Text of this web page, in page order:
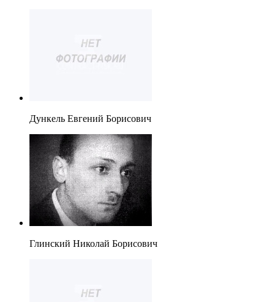
Дункель Евгений Борисович
Глинский Николай Борисович